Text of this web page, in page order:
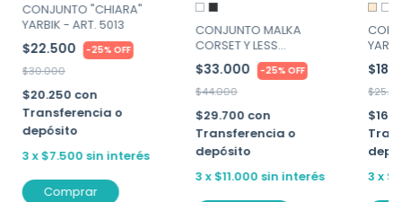
CONJUNTO "CHIARA"
YARBIK - ART. 5013
$22.500 -25% OFF
$30.000
$20.250 con
Transferencia o
depósito
3 x$7.500 sin interés
Comprar
CONJUNTO MALKA
CORSET Y LESS
REGULABLE YARBIK ART.
5000
$33.000 -25% OFF
$44.000
$29.700 con
Transferencia o
depósito
3x$11.000 sin interés
3 x